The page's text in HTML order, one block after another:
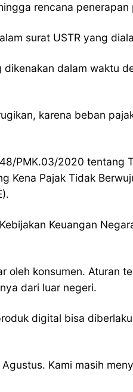
rencana
surat USTR yang
dalam waktu
karena beban
PMK.03/2020 tentang
Pajak Tidak
Keuangan
oleh konsumen. Aturan
dari luar negeri.
digital bisa
Kami masih